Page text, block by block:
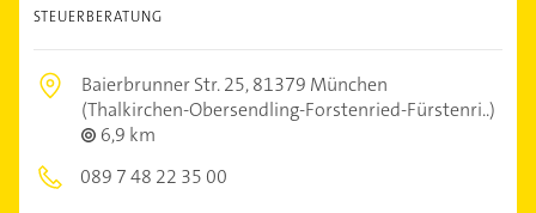
STEUERBERATUNG
Baierbrunner Str. 25,81379 München
(Thalkirchen-Obersendling-Forstenried-Fürstenri..)
6,9 km
089 7 48 22 35 00